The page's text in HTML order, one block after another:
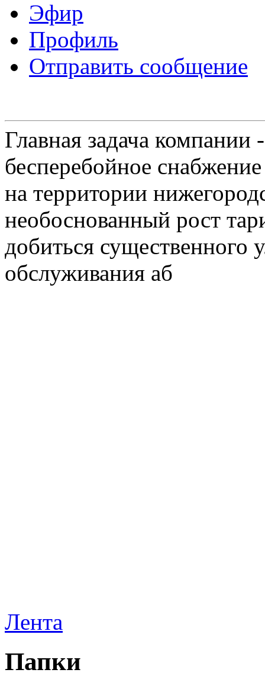
Эфир
Профиль
Отправить сообщение
Главная задача
бесперебойное
на территории
необоснованный рост
добиться существенного
обслуживания аб
Лента
Папки